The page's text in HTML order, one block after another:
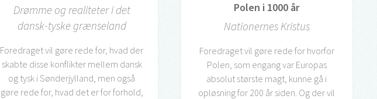
Drømme og realiteter i det
dansk-tyske grænseland
Foredraget vil gøre rede for, hvad der
skabte disse konflikter mellem dansk
og tysk i Sønderjylland, men også
gøre rede for, hvad det er for forhold,
Polen i 1000 år
Nationernes Kristus
Foredraget vil gøre rede for hvorfor
Polen, som engang var Europas
absolut største magt, kunne gå i
opløsning for 200 år siden. Og der vil